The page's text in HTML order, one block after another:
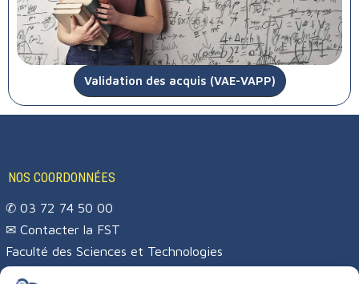
Validation des acquis (VAE-VAPP)
NOS COORDONNÉES
✆ 03 72 74 50 00
✉Contacter la FST
Faculté des Sciences et Technologies
Campus Sciences